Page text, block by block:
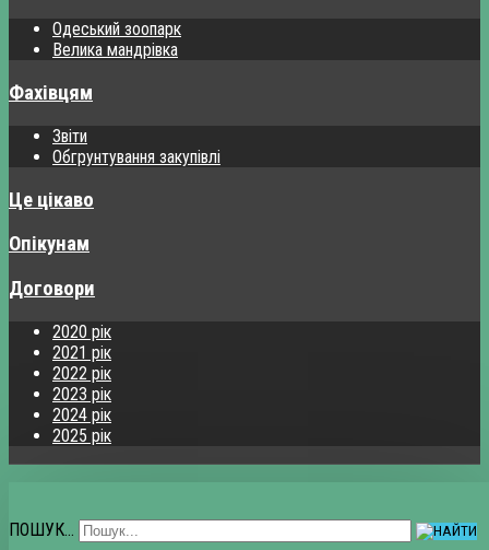
Одеський зоопарк
Велика мандрівка
Фахівцям
Звіти
Обгрунтування закупівлі
Це цікаво
Опікунам
Договори
2020 рік
2021 рік
2022 рік
2023 рік
2024 рік
2025 рік
ПОШУК...